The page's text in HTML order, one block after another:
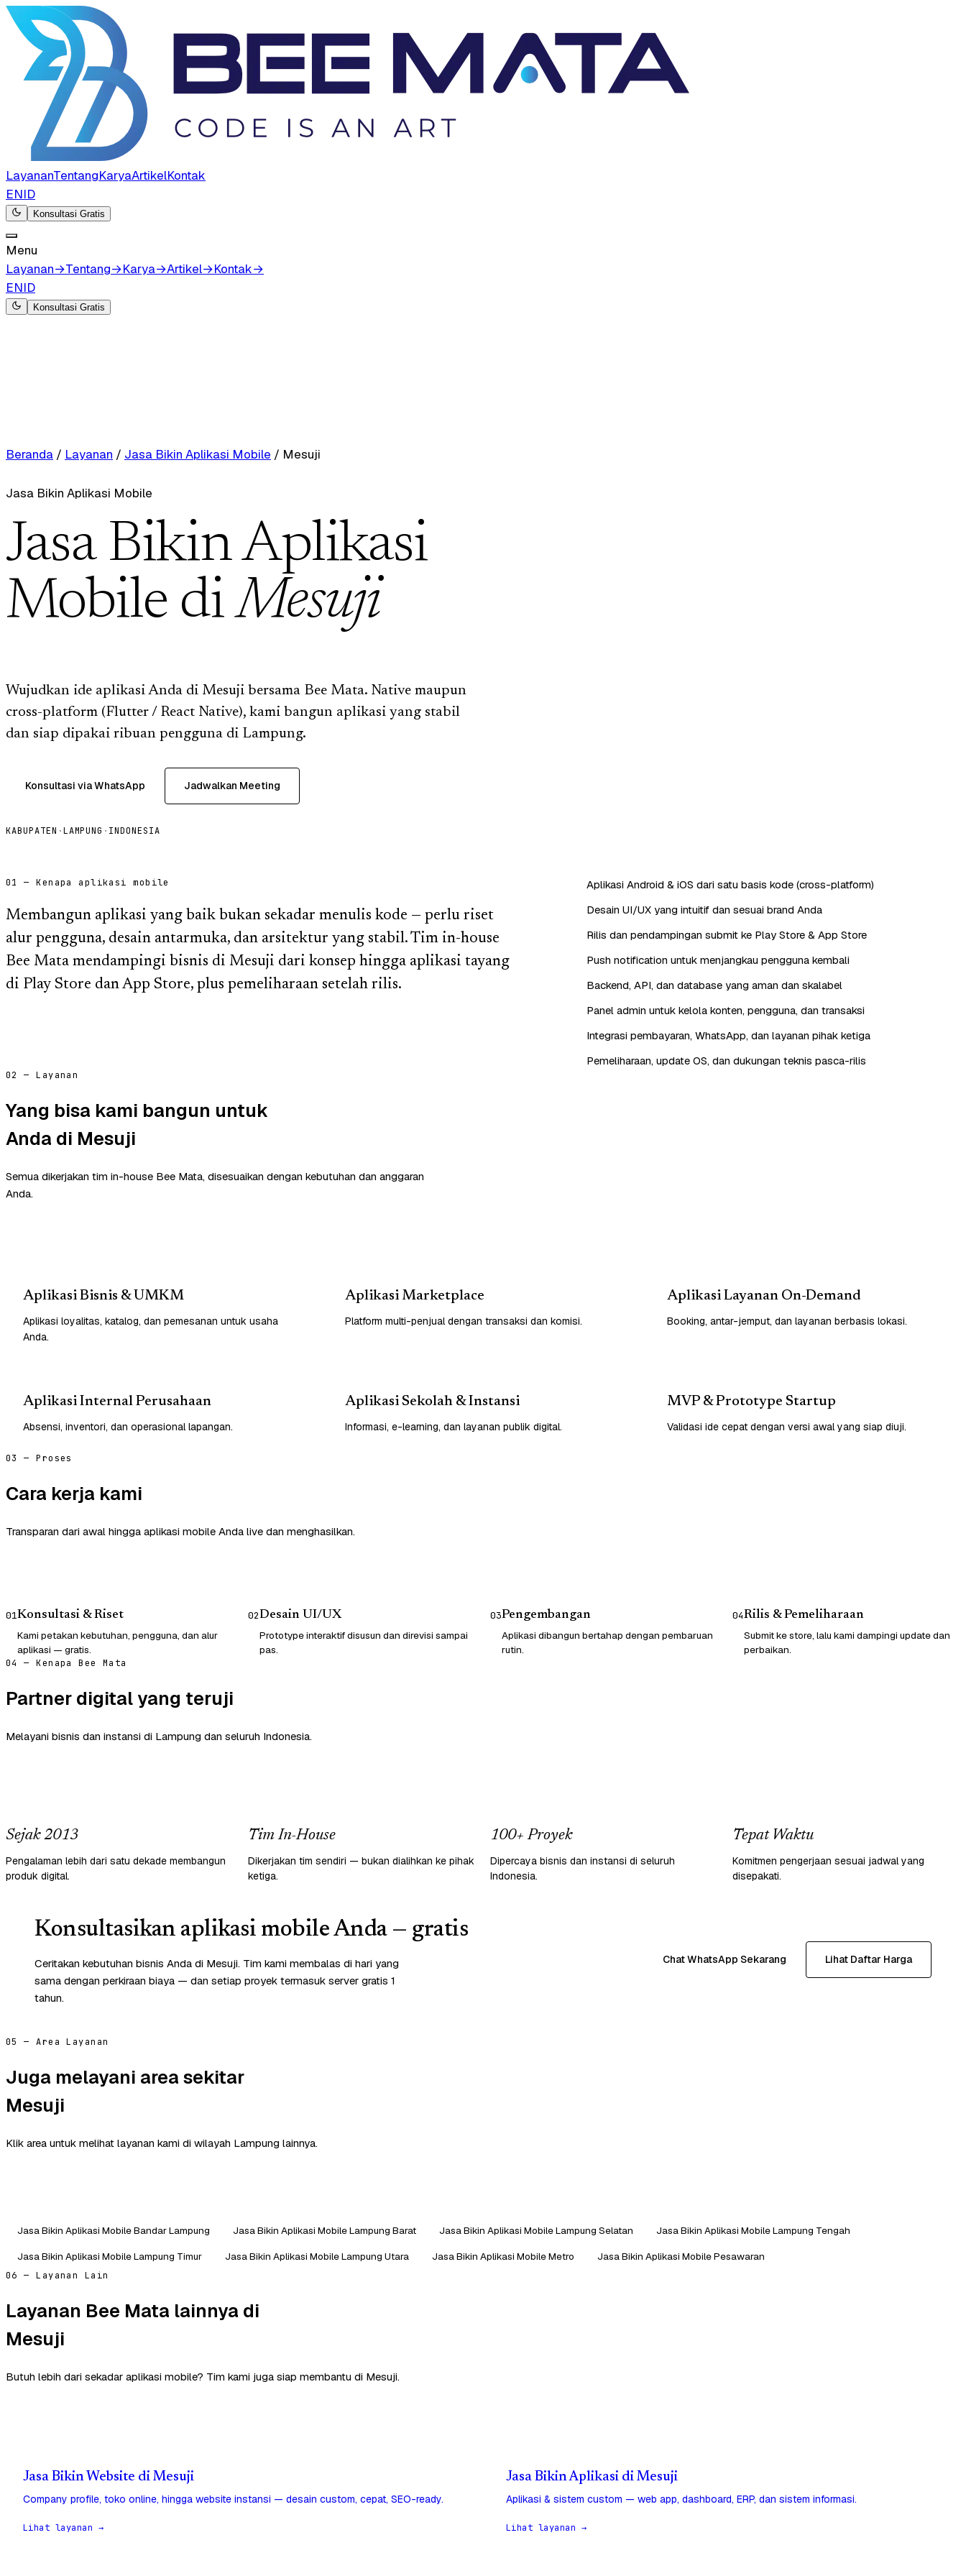
LayananTentangKaryaArtikelKontak
ENID
Konsultasi Gratis
Menu
Layanan→Tentang→Karya→Artikel→Kontak→
ENID
Konsultasi Gratis
Beranda / Layanan / Jasa Bikin Aplikasi Mobile / Mesuji
Jasa Bikin Aplikasi Mobile
Jasa Bikin Aplikasi
Mobile diMesuji
Wujudkan ide aplikasi Anda di Mesuji bersama Bee Mata. Native maupun
cross-platform (Flutter / React Native), kami bangun aplikasi yang stabil
dan siap dipakai ribuan pengguna di Lampung.
Konsultasi via WhatsApp Jadwalkan Meeting
KABUPATEN ·LAMPUNG · INDONESIA
01 — Kenapa aplikasi mobile
Membangun aplikasi yang baik bukan sekadar menulis kode — perlu riset
alur pengguna, desain antarmuka, dan arsitektur yang stabil. Tim in-house
Bee Mata mendampingi bisnis di Mesuji dari konsep hingga aplikasi tayang
di Play Store dan App Store, plus pemeliharaan setelah rilis.
Aplikasi Android & iOS dari satu basis kode (cross-platform)
Desain UI/UX yang intuitif dan sesuai brand Anda
Rilis dan pendampingan submit ke Play Store & App Store
Push notification untuk menjangkau pengguna kembali
Backend, API, dan database yang aman dan skalabel
Panel admin untuk kelola konten, pengguna, dan transaksi
Integrasi pembayaran, WhatsApp, dan layanan pihak ketiga
Pemeliharaan, update OS, dan dukungan teknis pasca-rilis
02 — Layanan
Yang bisa kami bangun untuk
Anda di Mesuji
Semua dikerjakan tim in-house Bee Mata, disesuaikan dengan kebutuhan dan anggaran
Anda.
Aplikasi Bisnis & UMKM
Aplikasi loyalitas, katalog, dan pemesanan untuk usaha
Anda.
Aplikasi Marketplace
Platform multi-penjual dengan transaksi dan komisi.
Aplikasi Layanan On-Demand
Booking, antar-jemput, dan layanan berbasis lokasi.
Aplikasi Internal Perusahaan
Absensi, inventori, dan operasional lapangan.
Aplikasi Sekolah & Instansi
Informasi, e-learning, dan layanan publik digital.
MVP & Prototype Startup
Validasi ide cepat dengan versi awal yang siap diuji.
03 — Proses
Cara kerja kami
Transparan dari awal hingga aplikasi mobile Anda live dan menghasilkan.
01Konsultasi & Riset
Kami petakan kebutuhan, pengguna, dan alur
aplikasi — gratis.
02Desain UI/UX
Prototype interaktif disusun dan direvisi sampai
pas.
03Pengembangan
Aplikasi dibangun bertahap dengan pembaruan
rutin.
04Rilis & Pemeliharaan
Submit ke store, lalu kami dampingi update dan
perbaikan.
04 — Kenapa Bee Mata
Partner digital yang teruji
Melayani bisnis dan instansi di Lampung dan seluruh Indonesia.
Sejak 2013
Pengalaman lebih dari satu dekade membangun
produk digital.
Tim In-House
Dikerjakan tim sendiri — bukan dialihkan ke pihak
ketiga.
100+ Proyek
Dipercaya bisnis dan instansi di seluruh
Indonesia.
Tepat Waktu
Komitmen pengerjaan sesuai jadwal yang
disepakati.
Konsultasikan aplikasi mobile Anda — gratis
Ceritakan kebutuhan bisnis Anda di Mesuji. Tim kami membalas di hari yang
sama dengan perkiraan biaya — dan setiap proyek termasuk server gratis 1
tahun.
Chat WhatsApp Sekarang Lihat Daftar Harga
05 — Area Layanan
Juga melayani area sekitar
Mesuji
Klik area untuk melihat layanan kami di wilayah Lampung lainnya.
Jasa Bikin Aplikasi Mobile Bandar Lampung Jasa Bikin Aplikasi Mobile Lampung Barat Jasa Bikin Aplikasi Mobile Lampung Selatan
Jasa Bikin Aplikasi Mobile Lampung Tengah
Jasa Bikin Aplikasi Mobile Lampung Timur
Jasa Bikin Aplikasi Mobile Lampung Utara Jasa Bikin Aplikasi Mobile Metro Jasa Bikin Aplikasi Mobile Pesawaran
06 — Layanan Lain
Layanan Bee Mata lainnya di
Mesuji
Butuh lebih dari sekadar aplikasi mobile? Tim kami juga siap membantu di Mesuji.
Jasa Bikin Website di Mesuji
Company profile, toko online, hingga website instansi — desain custom, cepat, SEO-ready.
Lihat layanan →
Jasa Bikin Aplikasi di Mesuji
Aplikasi & sistem custom — web app, dashboard, ERP, dan sistem informasi.
Lihat layanan →